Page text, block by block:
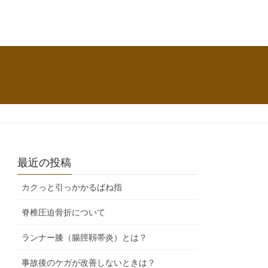
最近の投稿
カクっと引っかかるばね指
脊椎圧迫骨折について
ランナー膝（腸脛靱帯炎）とは？
事故後のケガが改善しないときは？